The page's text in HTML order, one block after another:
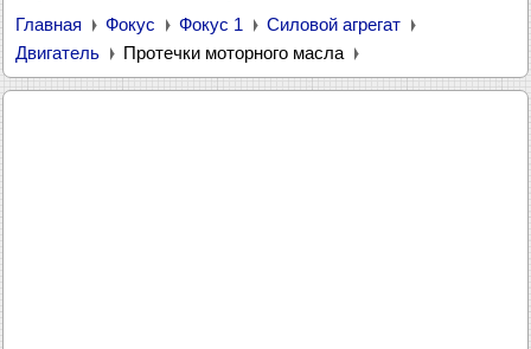
Главная Фокус Фокус 1
Силовой агрегат
Двигатель
Протечки моторного масла